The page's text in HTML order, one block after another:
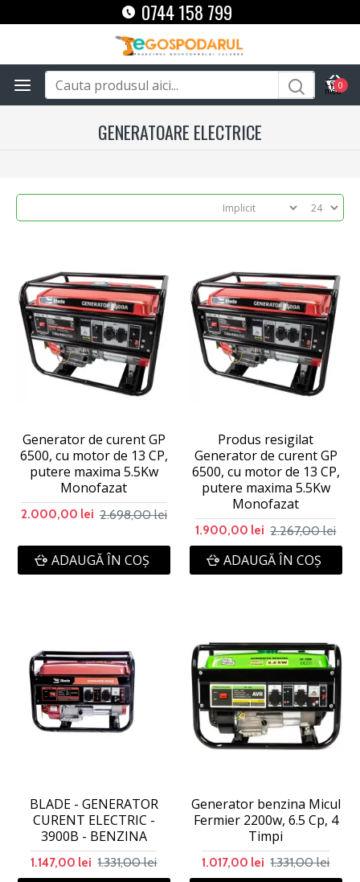
0744 158 799
0
GENERATOARE ELECTRICE
Generator de curent GP
6500, cu motor de 13 CP,
putere maxima 5.5Kw
Monofazat
2.000,00 lei 2.698,00 lei
ADAUGĂ ÎN COŞ
Produs resigilat
Generator de curent GP
6500, cu motor de 13 CP,
putere maxima 5.5Kw
Monofazat
1.900,00 lei 2.267,00 lei
ADAUGĂ ÎN COŞ
BLADE - GENERATOR
CURENT ELECTRIC -
3900B - BENZINA
1.147,00 lei 1.331,00 lei
Generator benzina Micul
Fermier 2200w, 6.5 Cp, 4
Timpi
1.017,00 lei 1.331,00 lei